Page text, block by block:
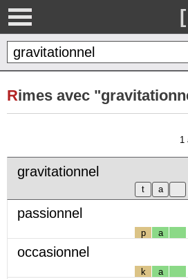
Rimes avec
1
gravitationnel
passionnel
p a
occasionnel
k a